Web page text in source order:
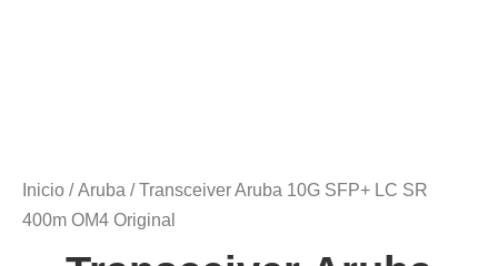
Inicio /Aruba / Transceiver Aruba 10G SFP+ LC SR
400m OM4 Original